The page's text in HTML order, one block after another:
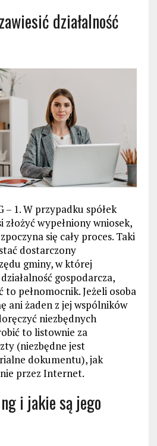
działalność
– 1. W przypadku spółek
wypełniony wniosek,
się cały proces. Taki
dostarczony
gminy, w której
gospodarcza,
to pełnomocnik. Jeżeli osoba
ani żaden z jej wspólników
niezbędnych
to listownie za
(niezbędne jest
dokumentu), jak
przez Internet.
i jakie są jego